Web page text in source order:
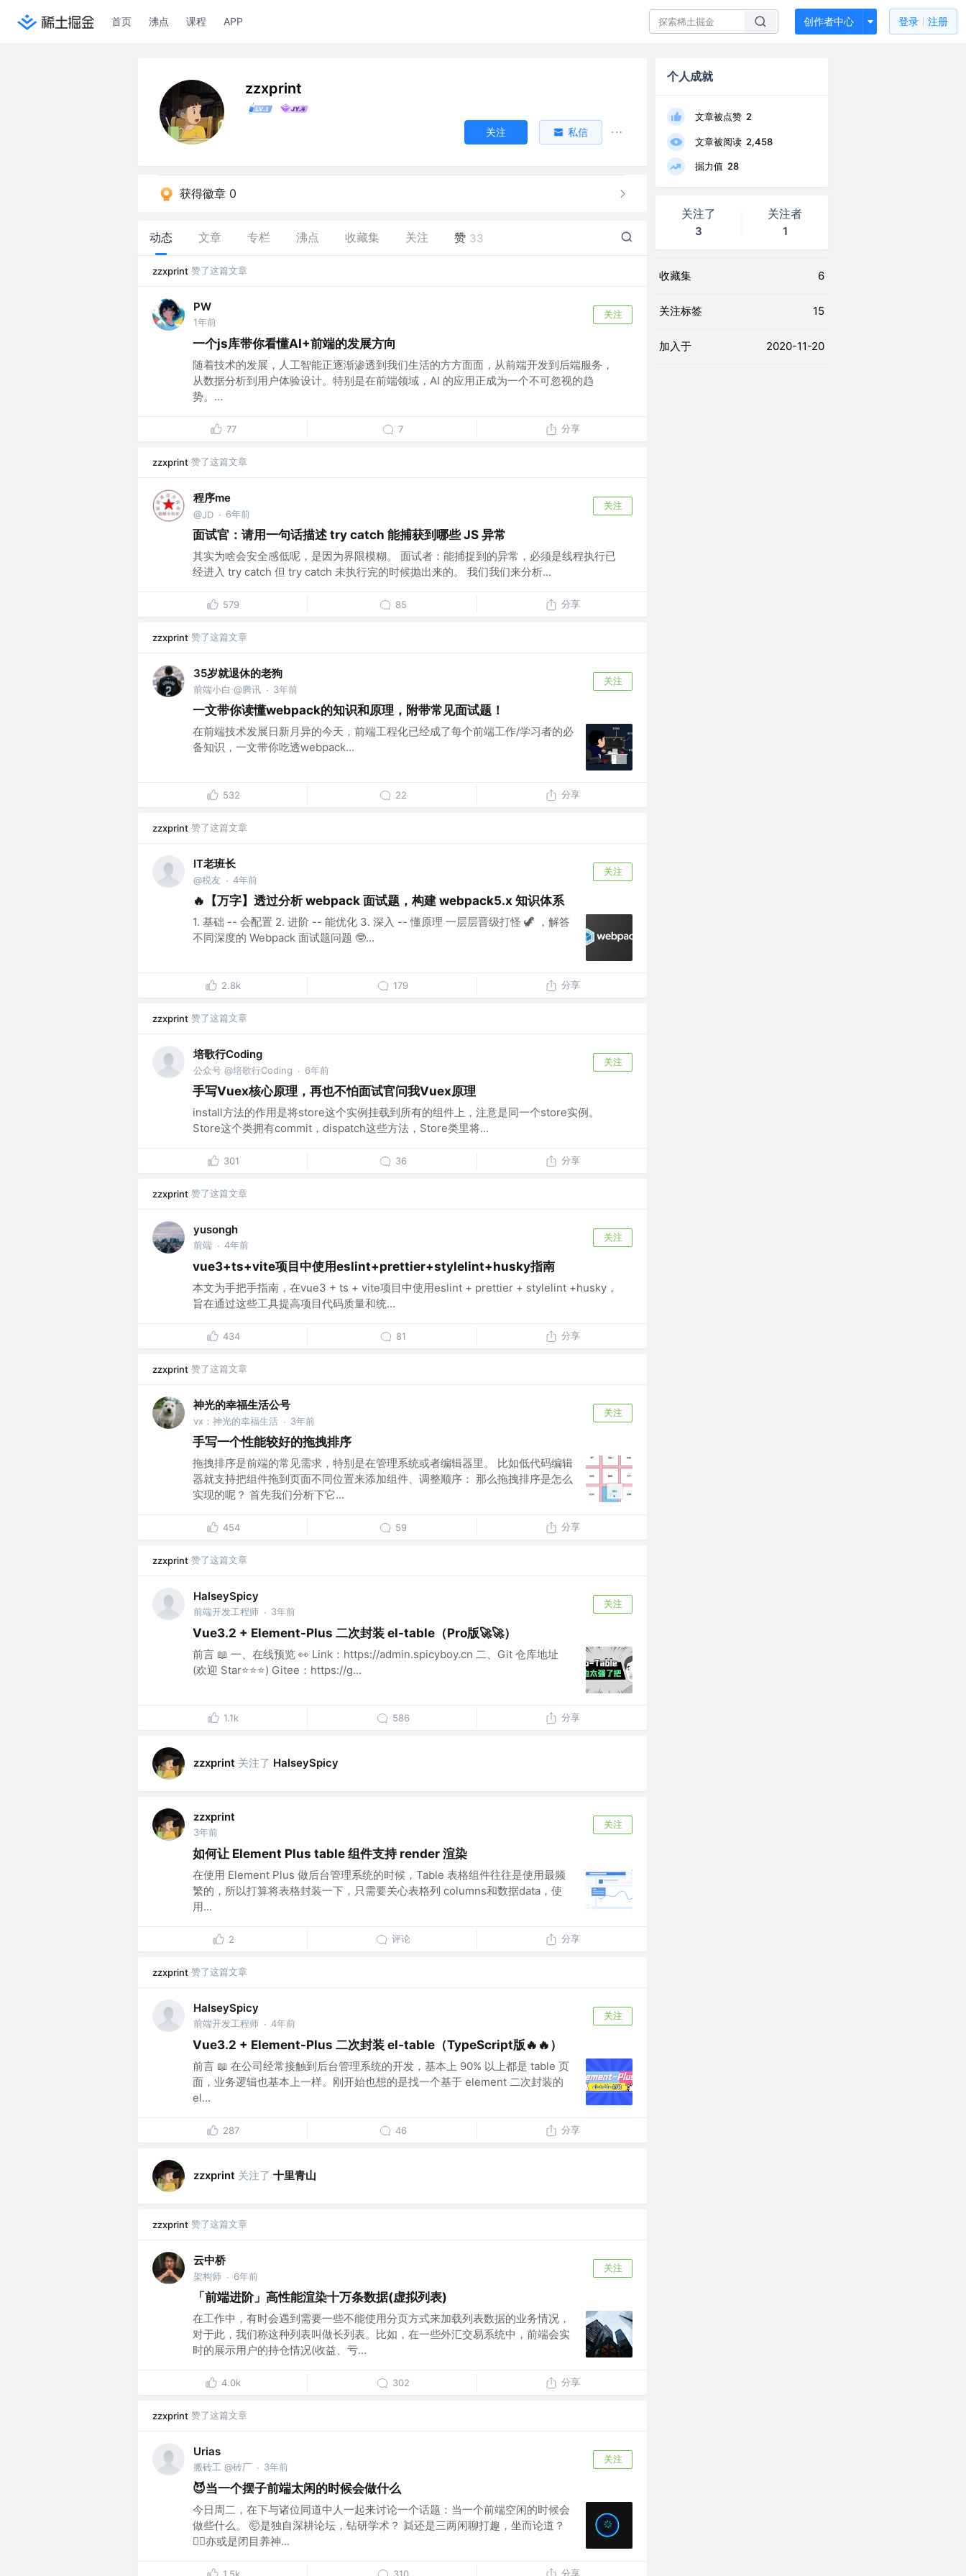
首页 沸点 课程 APP 创作者中心 登录 注册
zzxprint
关注 私信
获得徽章 0
动态 文章 专栏 沸点 收藏集 关注 赞 33
zzxprint 赞了这篇文章
PW
1年前
关注
一个js库带你看懂AI+前端的发展方向
随着技术的发展，人工智能正逐渐渗透到我们生活的方方面面，从前端开发到后端服务，
从数据分析到用户体验设计。特别是在前端领域，AI 的应用正成为一个不可忽视的趋
势。...
77 7 分享
zzxprint 赞了这篇文章
程序me
@JD · 6年前
关注
面试官：请用一句话描述 try catch 能捕获到哪些 JS 异常
其实为啥会安全感低呢，是因为界限模糊。 面试者：能捕捉到的异常，必须是线程执行已
经进入 try catch 但 try catch 未执行完的时候抛出来的。 我们我们来分析...
579 85 分享
zzxprint 赞了这篇文章
35岁就退休的老狗
前端小白 @腾讯 · 3年前
关注
一文带你读懂webpack的知识和原理，附带常见面试题！
在前端技术发展日新月异的今天，前端工程化已经成了每个前端工作/学习者的必
备知识，一文带你吃透webpack...
532 22 分享
zzxprint 赞了这篇文章
IT老班长
@税友 · 4年前
关注
🔥【万字】透过分析 webpack 面试题，构建 webpack5.x 知识体系
1. 基础 -- 会配置 2. 进阶 -- 能优化 3. 深入 -- 懂原理 一层层晋级打怪 🦖 ，解答
不同深度的 Webpack 面试题问题 🤓...
2.8k 179 分享
zzxprint 赞了这篇文章
培歌行Coding
公众号 @培歌行Coding · 6年前
关注
手写Vuex核心原理，再也不怕面试官问我Vuex原理
install方法的作用是将store这个实例挂载到所有的组件上，注意是同一个store实例。
Store这个类拥有commit，dispatch这些方法，Store类里将...
301 36 分享
zzxprint 赞了这篇文章
yusongh
前端 · 4年前
关注
vue3+ts+vite项目中使用eslint+prettier+stylelint+husky指南
本文为手把手指南，在vue3 + ts + vite项目中使用eslint + prettier + stylelint +husky，
旨在通过这些工具提高项目代码质量和统...
434 81 分享
zzxprint 赞了这篇文章
神光的幸福生活公号
vx：神光的幸福生活 · 3年前
关注
手写一个性能较好的拖拽排序
拖拽排序是前端的常见需求，特别是在管理系统或者编辑器里。 比如低代码编辑
器就支持把组件拖到页面不同位置来添加组件、调整顺序： 那么拖拽排序是怎么
实现的呢？ 首先我们分析下它...
454 59 分享
zzxprint 赞了这篇文章
HalseySpicy
前端开发工程师 · 3年前
关注
Vue3.2 + Element-Plus 二次封装 el-table（Pro版🚀🚀）
前言 📖 一、在线预览 👀 Link：https://admin.spicyboy.cn 二、Git 仓库地址
(欢迎 Star⭐⭐⭐) Gitee：https://g...
1.1k 586 分享
zzxprint 关注了 HalseySpicy
zzxprint
3年前
关注
如何让 Element Plus table 组件支持 render 渲染
在使用 Element Plus 做后台管理系统的时候，Table 表格组件往往是使用最频
繁的，所以打算将表格封装一下，只需要关心表格列 columns和数据data，使
用...
2 评论 分享
zzxprint 赞了这篇文章
HalseySpicy
前端开发工程师 · 4年前
关注
Vue3.2 + Element-Plus 二次封装 el-table（TypeScript版🔥🔥）
前言 📖 在公司经常接触到后台管理系统的开发，基本上 90% 以上都是 table 页
面，业务逻辑也基本上一样。刚开始也想的是找一个基于 element 二次封装的
el...
287 46 分享
zzxprint 关注了 十里青山
zzxprint 赞了这篇文章
云中桥
架构师 · 6年前
关注
「前端进阶」高性能渲染十万条数据(虚拟列表)
在工作中，有时会遇到需要一些不能使用分页方式来加载列表数据的业务情况，
对于此，我们称这种列表叫做长列表。比如，在一些外汇交易系统中，前端会实
时的展示用户的持仓情况(收益、亏...
4.0k 302 分享
zzxprint 赞了这篇文章
Urias
搬砖工 @砖厂 · 3年前
关注
😈当一个摆子前端太闲的时候会做什么
今日周二，在下与诸位同道中人一起来讨论一个话题：当一个前端空闲的时候会
做些什么。 🤯是独自深耕论坛，钻研学术？ 👯还是三两闲聊打趣，坐而论道？
💆‍♂️亦或是闭目养神...
分享
个人成就
文章被点赞 2
文章被阅读 2,458
掘力值 28
关注了
3
关注者
1
收藏集 6
关注标签 15
加入于 2020-11-20